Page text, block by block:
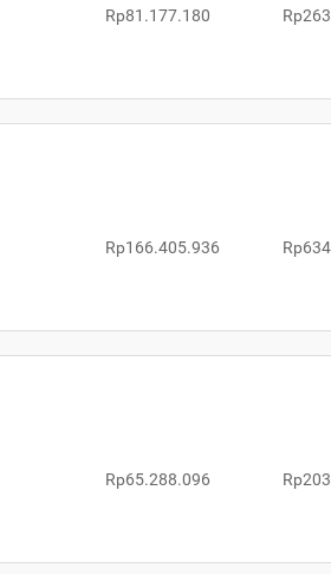
Rp81.177.180
Rp166.405.936
Rp65.288.096